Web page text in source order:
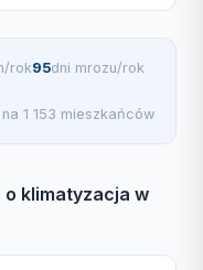
rok95dni mrozu/rok
1 153 mieszkańców
klimatyzacja w